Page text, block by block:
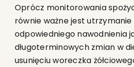
Oprócz monitorowania
równie ważne jest utrzymanie
odpowiedniego nawodnienia
długoterminowych zmian w
usunięciu woreczka